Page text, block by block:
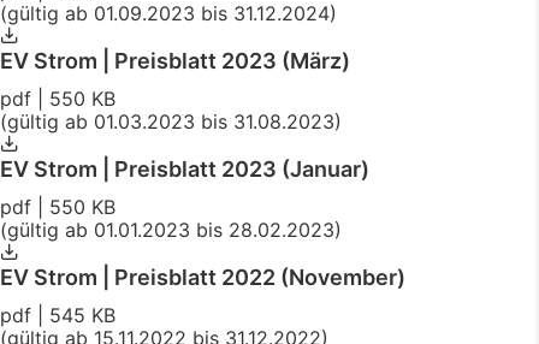
(gültig ab 01.09.2023 bis 31.12.2024)
EV Strom | Preisblatt 2023 (März)
pdf | 550 KB
(gültig ab 01.03.2023 bis 31.08.2023)
EV Strom | Preisblatt 2023 (Januar)
pdf | 550 KB
(gültig ab 01.01.2023 bis 28.02.2023)
EV Strom | Preisblatt 2022 (November)
pdf | 545 KB
(gültig ab 15.11.2022 bis 31.12.2022)